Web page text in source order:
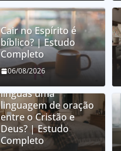
Cair no Espírito é
bíblico? | Estudo
Completo
06/08/2026
O que é orar em
línguas uma
linguagem de oração
entre o Cristão e
Deus? | Estudo
Completo